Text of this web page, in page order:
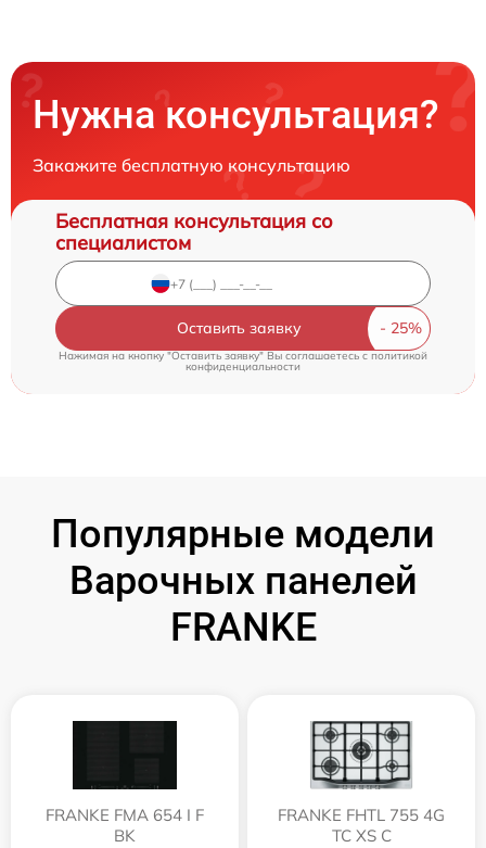
Нужна консультация?
Закажите бесплатную консультацию
Бесплатная консультация со
специалистом
Оставить заявку
Нажимая на кнопку "Оставить заявку" Вы соглашаетесь cполитикой
конфиденциальности
Популярные модели
Варочных панелей
FRANKE
FRANKE FMA 654 I F
BK
FRANKE FHTL 755 4G
TC XS C